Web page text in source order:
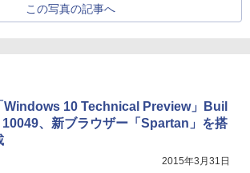
この写真の記事へ
Windows 10 Technical Preview」Buil
、新ブラウザー「Spartan」を搭
2015年3月31日